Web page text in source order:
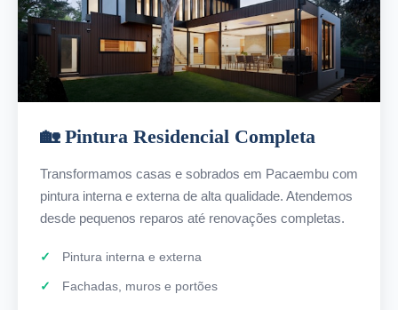
🏡 Pintura Residencial Completa
Transformamos casas e sobrados em Pacaembu com
pintura interna e externa de alta qualidade. Atendemos
desde pequenos reparos até renovações completas.
Pintura interna e externa
Fachadas, muros e portões